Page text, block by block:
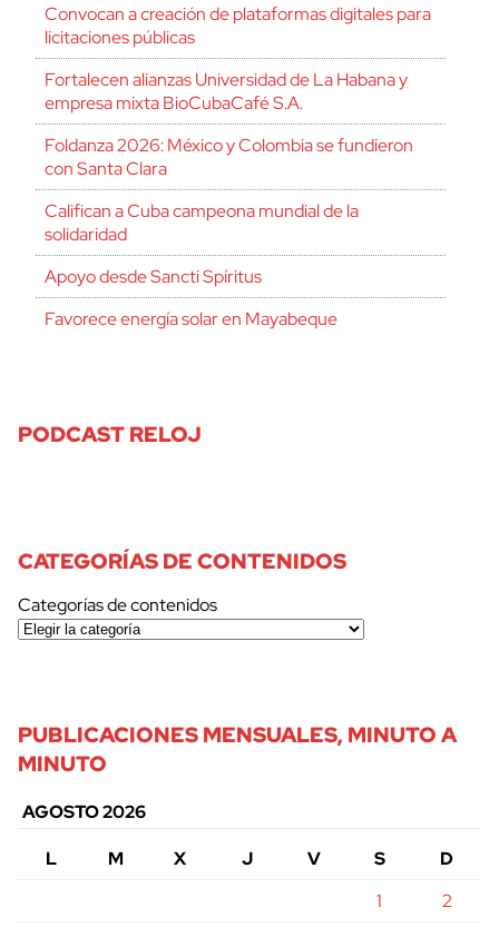
Convocan a creación de plataformas digitales para
licitaciones públicas
Fortalecen alianzas Universidad de La Habana y
empresa mixta BioCubaCafé S.A.
Foldanza 2026: México y Colombia se fundieron
con Santa Clara
Califican a Cuba campeona mundial de la
solidaridad
Apoyo desde Sancti Spíritus
Favorece energía solar en Mayabeque
PODCAST RELOJ
CATEGORÍAS DE CONTENIDOS
Categorías de contenidos
PUBLICACIONES MENSUALES, MINUTO A
MINUTO
AGOSTO 2026
L
M X J V S
D
1
2